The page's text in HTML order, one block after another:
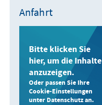
Anfahrt
Bitte klicken Sie
hier, um die Inhalte
anzuzeigen.
Oder passen Sie Ihre
Cookie-Einstellungen
unter Datenschutz an.